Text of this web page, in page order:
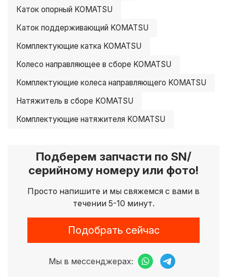
Каток опорный KOMATSU
Каток поддерживающий KOMATSU
Комплектующие катка KOMATSU
Колесо направляющее в сборе KOMATSU
Комплектующие колеса направляющего KOMATSU
Натяжитель в сборе KOMATSU
Комплектующие натяжителя KOMATSU
Подберем запчасти по SN/
серийному номеру или фото!
Просто напишите и мы свяжемся с вами в
течении 5-10 минут.
Подобрать сейчас
Мы в мессенджерах: